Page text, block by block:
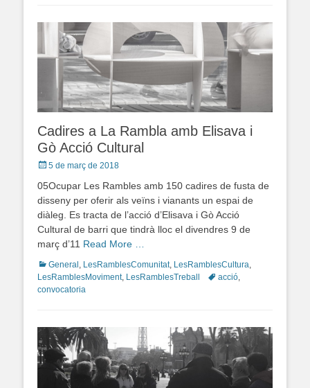
Cadires a La Rambla amb Elisava i
Gò Acció Cultural
Posted
5 de març de 2018
05Ocupar Les Rambles amb 150 cadires de fusta de
disseny per oferir als veïns i vianants un espai de
diàleg. Es tracta de l’acció d’Elisava i Gò Acció
Cultural de barri que tindrà lloc el divendres 9 de
març d’11 Read More …
Categories
General , LesRamblesComunitat, LesRamblesCultura,
LesRamblesMoviment, LesRamblesTreball Tagsacció,
convocatoria